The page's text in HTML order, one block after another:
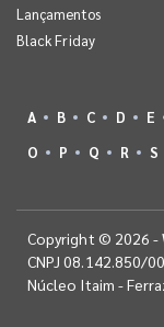
Lançamentos
Black Friday
A B C D E
O
P Q R S
Copyright © 2026 -
CNPJ 08.142.850/
Núcleo Itaim -